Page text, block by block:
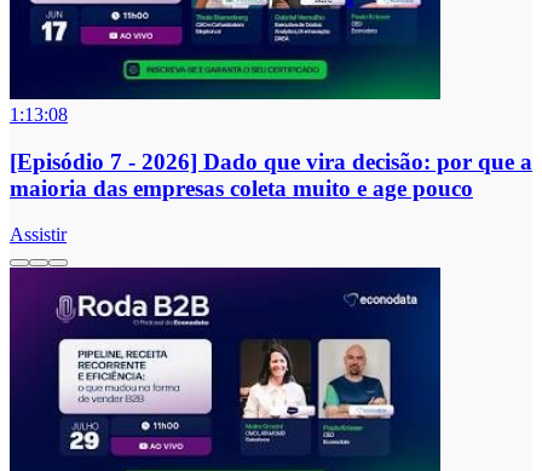
1:13:08
[Episódio 7 - 2026] Dado que vira decisão: por que a
maioria das empresas coleta muito e age pouco
Assistir